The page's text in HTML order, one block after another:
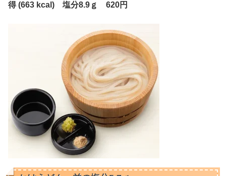
得 (663 kcal) 塩分8.9ｇ 620円